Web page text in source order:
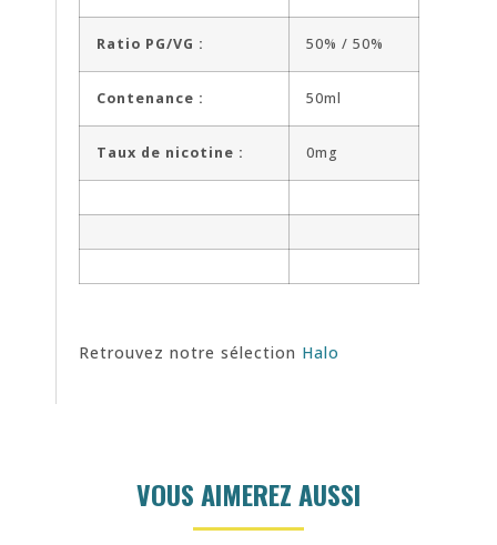
Ratio PG/VG : 50% / 50%
Contenance : 50ml
Taux de nicotine : 0mg
Retrouvez notre sélection Halo
VOUS AIMEREZ AUSSI